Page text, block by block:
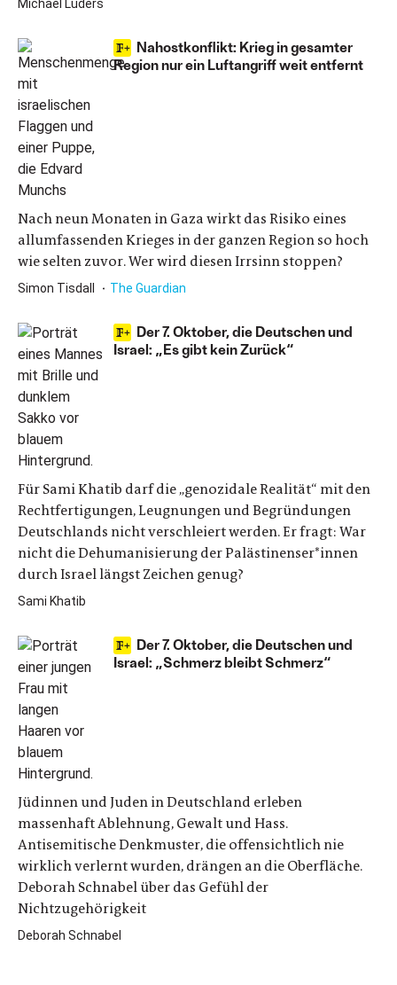
Michael Lüders
Nahostkonflikt: Krieg in gesamter
Region nur ein Luftangriff weit entfernt
Nach neun Monaten in Gaza wirkt das Risiko eines
allumfassenden Krieges in der ganzen Region so hoch
wie selten zuvor. Wer wird diesen Irrsinn stoppen?
Simon Tisdall The Guardian
Der 7. Oktober, die Deutschen und
Israel: „Es gibt kein Zurück“
Für Sami Khatib darf die „genozidale Realität“ mit den
Rechtfertigungen, Leugnungen und Begründungen
Deutschlands nicht verschleiert werden. Er fragt: War
nicht die Dehumanisierung der Palästinenser*innen
durch Israel längst Zeichen genug?
Sami Khatib
Der 7. Oktober, die Deutschen und
Israel: „Schmerz bleibt Schmerz“
Jüdinnen und Juden in Deutschland erleben
massenhaft Ablehnung, Gewalt und Hass.
Antisemitische Denkmuster, die offensichtlich nie
wirklich verlernt wurden, drängen an die Oberfläche.
Deborah Schnabel über das Gefühl der
Nichtzugehörigkeit
Deborah Schnabel